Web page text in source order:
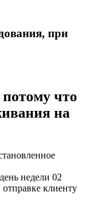
при
что
на
недели 02
клиенту